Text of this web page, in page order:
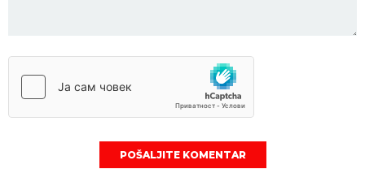
POŠALJITE KOMENTAR